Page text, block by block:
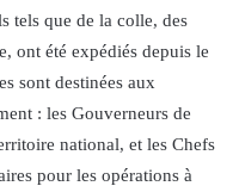
tels que de la colle, des
ont été expédiés depuis le
sont destinées aux
: les Gouverneurs de
national, et les Chefs
pour les opérations à